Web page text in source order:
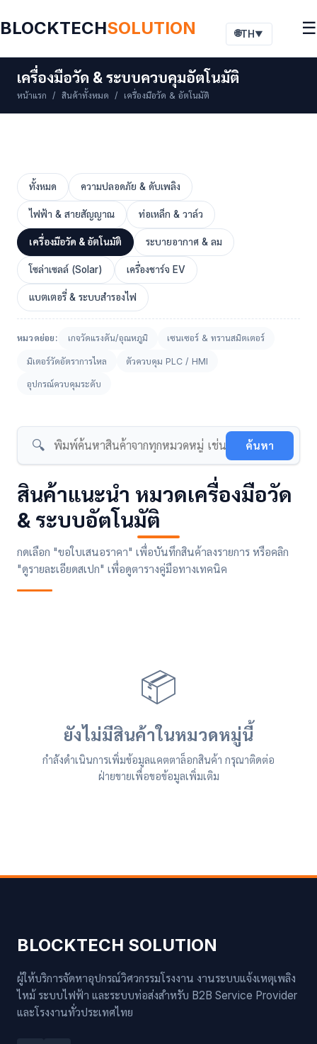
BLOCKTECHSOLUTION 🌐TH ▼ ☰
เครื่องมือวัด & ระบบควบคุมอัตโนมัติ
หน้าแรก / สินค้าทั้งหมด / เครื่องมือวัด & อัตโนมัติ
ทั้งหมด ความปลอดภัย & ดับเพลิง
ไฟฟ้า & สายสัญญาณ ท่อเหล็ก & วาล์ว
เครื่องมือวัด & อัตโนมัติ
เกจวัดแรงดัน/อุณหภูมิ เซนเซอร์ & ทรานสมิตเตอร์
มิเตอร์วัดอัตราการไหล ตัวควบคุม PLC / HMI
อุปกรณ์ควบคุมระดับ
ระบายอากาศ & ลม
โซล่าเซลล์ (Solar) เครื่องชาร์จ EV
แบตเตอรี่ & ระบบสำรองไฟ
🔍 ค้นหา
สินค้าแนะนำ หมวดเครื่องมือวัด
& ระบบอัตโนมัติ
กดเลือก "ขอใบเสนอราคา" เพื่อบันทึกสินค้าลงรายการ หรือคลิก
"ดูรายละเอียดสเปก" เพื่อดูตารางคู่มือทางเทคนิค
📦
ยังไม่มีสินค้าในหมวดหมู่นี้
กำลังดำเนินการเพิ่มข้อมูลแคตตาล็อกสินค้า กรุณาติดต่อ
ฝ่ายขายเพื่อขอข้อมูลเพิ่มเติม
BLOCKTECH SOLUTION
ผู้ให้บริการจัดหาอุปกรณ์วิศวกรรมโรงงาน งานระบบแจ้งเหตุเพลิง
ไหม้ ระบบไฟฟ้า และระบบท่อส่งสำหรับ B2B Service Provider
และโรงงานทั่วประเทศไทย